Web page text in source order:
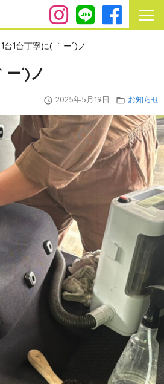
1台1台丁寧に( ｀ー´)ノ
´)ノ
query_builder 2025年5月19日 folder_open お知らせ